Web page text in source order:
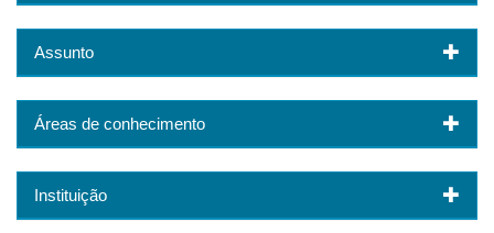
Assunto
Áreas de conhecimento
Instituição